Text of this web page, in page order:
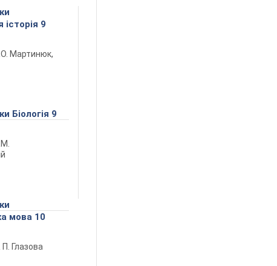
історія 9
Мартинюк,
Біологія 9
мова 10
П. Глазова